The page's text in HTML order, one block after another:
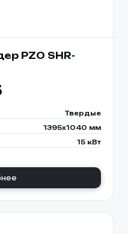
PZO SHR-
Твердые
1395x1040 мм
15 кВт